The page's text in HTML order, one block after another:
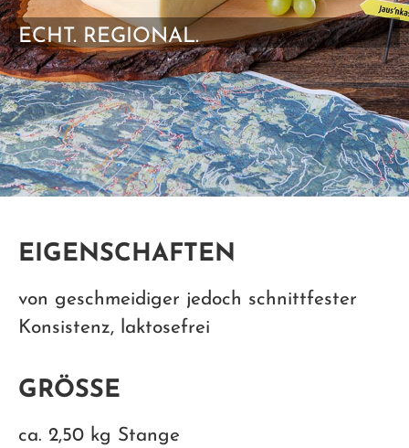
ECHT. REGIONAL.
EIGENSCHAFTEN
von geschmeidiger jedoch schnittfester
Konsistenz, laktosefrei
GRÖSSE
ca. 2,50 kg Stange